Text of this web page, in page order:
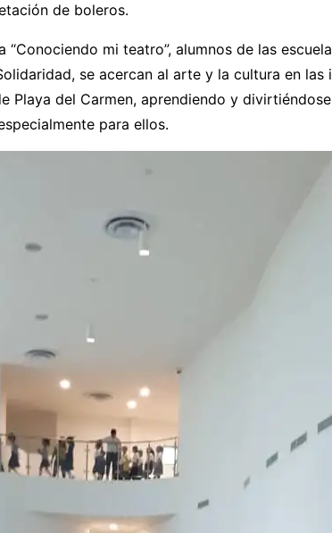
de boleros.
mi teatro”, alumnos de las
se acercan al arte y la cultura en las
Playa del Carmen, aprendiendo y
para ellos.